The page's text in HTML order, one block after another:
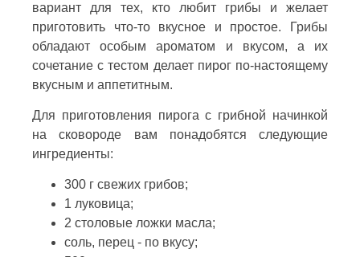
вариант для тех, кто любит грибы и желает
приготовить что-то вкусное и простое. Грибы
обладают особым ароматом и вкусом, а их
сочетание с тестом делает пирог по-настоящему
вкусным и аппетитным.
Для приготовления пирога с грибной начинкой
на сковороде вам понадобятся следующие
ингредиенты:
300 г свежих грибов;
1 луковица;
2 столовые ложки масла;
соль, перец - по вкусу;